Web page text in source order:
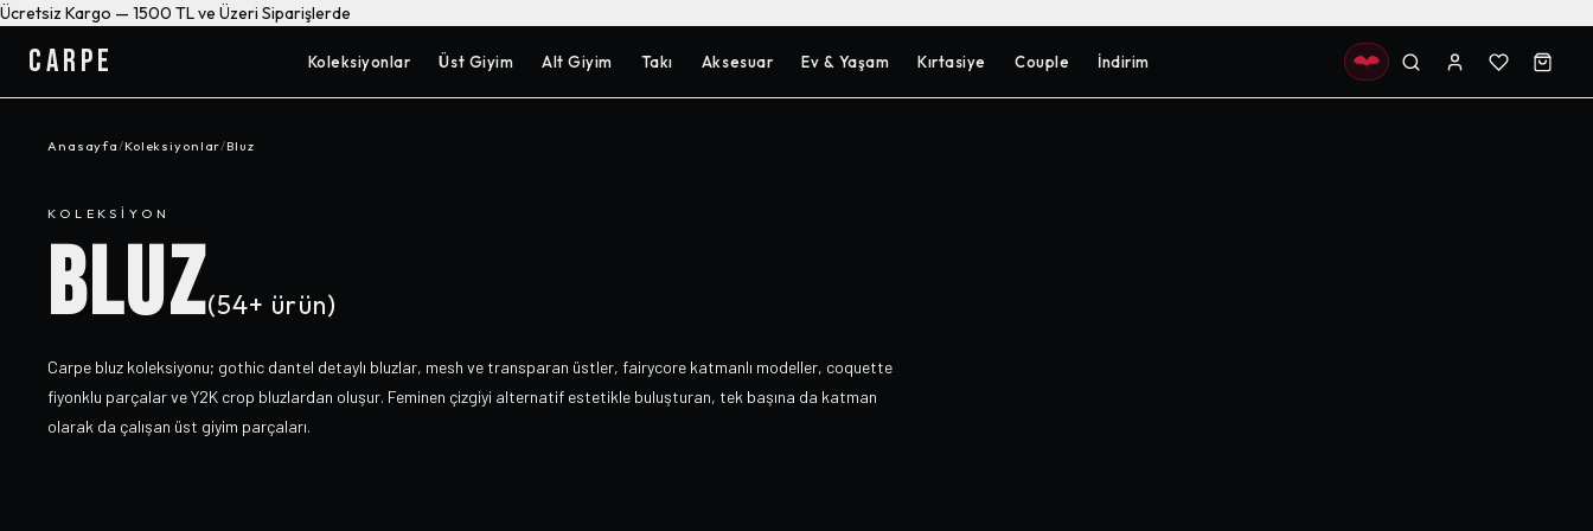
Ücretsiz Kargo — 1500 TL ve Üzeri Siparişlerde
CARPE Koleksiyonlar Üst Giyim Alt Giyim Takı Aksesuar Ev & Yaşam Kırtasiye Couple İndirim
Anasayfa/Koleksiyonlar/Bluz
KOLEKSIYON
BLUZ(54+ ürün)
Carpe bluz koleksiyonu; gothic dantel detaylı bluzlar, mesh ve transparan üstler, fairycore katmanlı modeller, coquette
fiyonklu parçalar ve Y2K crop bluzlardan oluşur. Feminen çizgiyi alternatif estetikle buluşturan, tek başına da katman
olarak da çalışan üst giyim parçaları.